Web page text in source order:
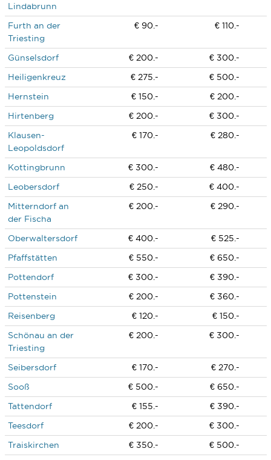
Lindabrunn
Furth an der
Triesting
€ 90.- € 110.-
Günselsdorf € 200.-
€ 300.-
Heiligenkreuz
€ 275.-
€ 500.-
Hernstein
€ 150.-
€ 200.-
Hirtenberg
€ 200.-
€ 300.-
Klausen-
Leopoldsdorf
€ 170.- € 280.-
Kottingbrunn € 300.-
€ 480.-
Leobersdorf
€ 250.-
€ 400.-
Mitterndorf an
der Fischa
€ 200.- € 290.-
Oberwaltersdorf € 400.-
€ 525.-
Pfaffstätten
€ 550.-
€ 650.-
Pottendorf
€ 300.-
€ 390.-
Pottenstein
€ 200.-
€ 360.-
Reisenberg
€ 120.-
€ 150.-
Schönau an der
Triesting
€ 200.- € 300.-
Seibersdorf € 170.-
€ 270.-
Sooß
€ 500.-
€ 650.-
Tattendorf
€ 155.-
€ 390.-
Teesdorf
€ 200.-
€ 300.-
Traiskirchen
€ 350.-
€ 500.-